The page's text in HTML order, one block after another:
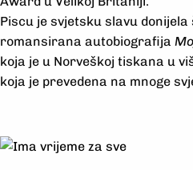
Piscu je svjetsku slavu
romansirana autobiografija
koja je u Norveškoj tiskana u
koja je prevedena na mnoge